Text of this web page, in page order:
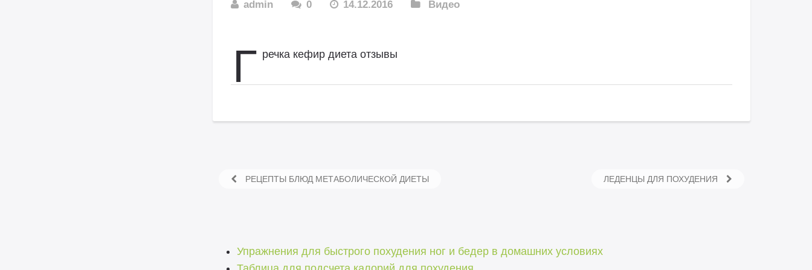
admin 0 14.12.2016 Видео
Г речка кефир диета отзывы
РЕЦЕПТЫ БЛЮД МЕТАБОЛИЧЕСКОЙ ДИЕТЫ ЛЕДЕНЦЫ ДЛЯ ПОХУДЕНИЯ
Упражнения для быстрого похудения ног и бедер в домашних условиях